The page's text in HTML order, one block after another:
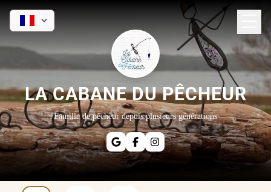
LA CABANE DU PÊCHEUR
Famille de pêcheur depuis plusieurs générations